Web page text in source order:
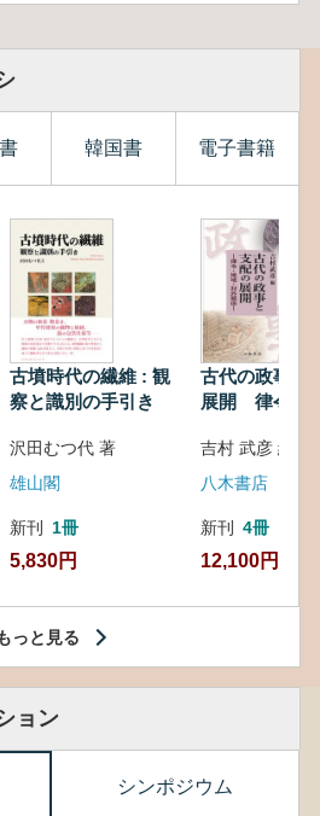
韓国書 電子書籍
古墳時代の繊維 : 観
察と識別の手引き
沢田むつ代 著
雄山閣
新刊 1冊
5,830円
古代の政事と
展開 律令・
吉村 武彦 編集
八木書店
新刊 4冊
12,100円
っと見る
ョン
シンポジウム